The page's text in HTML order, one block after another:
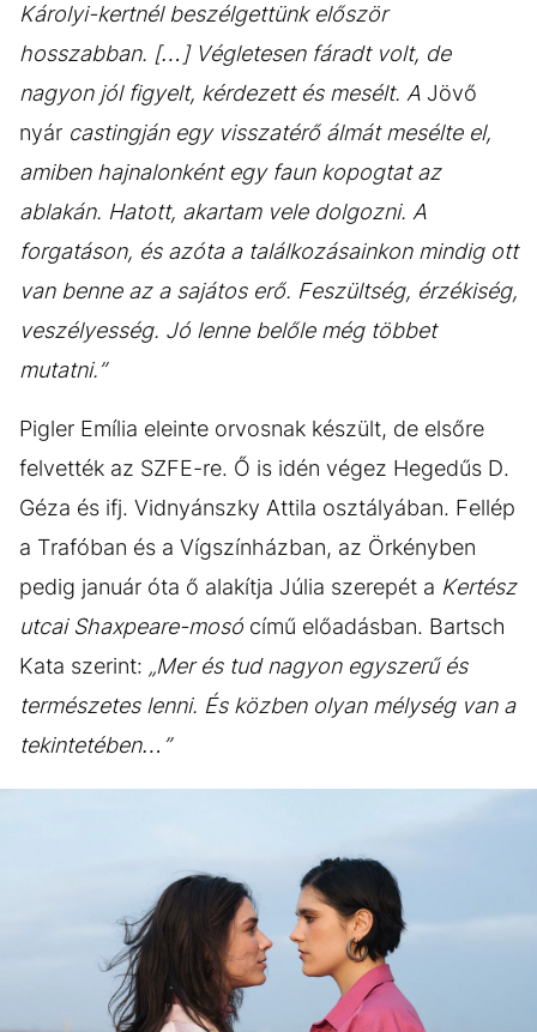
Károlyi-kertnél beszélgettünk először
hosszabban. […] Végletesen fáradt volt, de
nagyon jól figyelt, kérdezett és mesélt. A Jövő
nyár castingján egy visszatérő álmát mesélte el,
amiben hajnalonként egy faun kopogtat az
ablakán. Hatott, akartam vele dolgozni. A
forgatáson, és azóta a találkozásainkon mindig ott
van benne az a sajátos erő. Feszültség, érzékiség,
veszélyesség. Jó lenne belőle még többet
mutatni.”
Pigler Emília eleinte orvosnak készült, de elsőre
felvették az SZFE-re. Ő is idén végez Hegedűs D.
Géza és ifj. Vidnyánszky Attila osztályában. Fellép
a Trafóban és a Vígszínházban, az Örkényben
pedig január óta ő alakítja Júlia szerepét a Kertész
utcai Shaxpeare-mosó című előadásban. Bartsch
Kata szerint: „Mer és tud nagyon egyszerű és
természetes lenni. És közben olyan mélység van a
tekintetében…”